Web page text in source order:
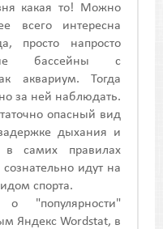
какая то! Можно
всего интересна
просто напросто
бассейны с
аквариум. Тогда
за ней наблюдать.
опасный вид
дыхания и
самих правилах
идут на
спорта.
"популярности"
Яндекс Wordstat, в